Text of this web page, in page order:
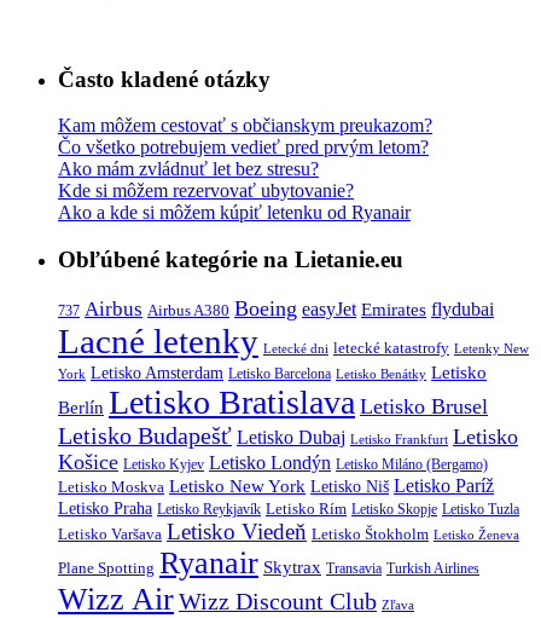
Často kladené otázky
Kam môžem cestovať s občianskym preukazom?
Čo všetko potrebujem vedieť pred prvým letom?
Ako mám zvládnuť let bez stresu?
Kde si môžem rezervovať ubytovanie?
Ako a kde si môžem kúpiť letenku od Ryanair
Obľúbené kategórie na Lietanie.eu
737 Airbus Airbus A380 Boeing easyJet Emirates flydubai
Lacné letenky Letecké dni letecké katastrofy Letenky New
York Letisko Amsterdam Letisko Barcelona Letisko Benátky Letisko
Berlín Letisko Bratislava Letisko Brusel
Letisko Budapešť Letisko Dubaj Letisko Frankfurt Letisko
Košice Letisko Kyjev Letisko Londýn Letisko Miláno (Bergamo)
Letisko Moskva Letisko New York Letisko Niš Letisko Paríž
Letisko Praha Letisko Reykjavík Letisko Rím Letisko Skopje Letisko Tuzla
Letisko Varšava Letisko Viedeň Letisko Štokholm Letisko Ženeva
Plane Spotting Ryanair Skytrax Transavia Turkish Airlines
Wizz AirWizz Discount Club Zľava